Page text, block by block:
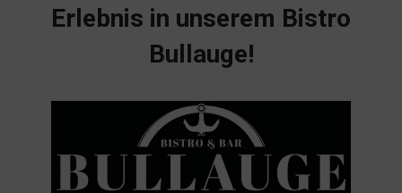
Erlebnis in unserem Bistro
Bullauge!